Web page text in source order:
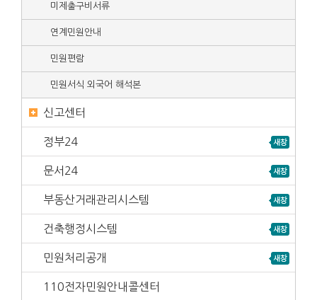
미제출구비서류
연계민원안내
민원편람
민원서식 외국어 해석본
신고센터
정부24
문서24
부동산거래관리시스템
건축행정시스템
민원처리공개
110전자민원안내콜센터